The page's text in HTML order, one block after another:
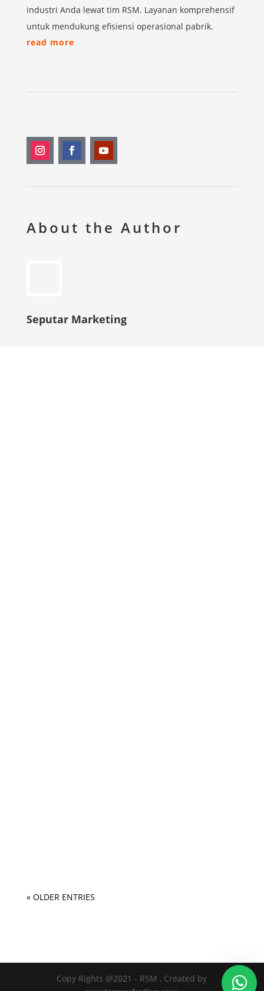
industri Anda lewat tim RSM. Layanan komprehensif
untuk mendukung efisiensi operasional pabrik.
read more
About the Author
Seputar Marketing
« OLDER ENTRIES
Copy Rights @2021 - RSM , Created by